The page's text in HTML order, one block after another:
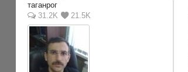
таганрог
31.2K
21.5K